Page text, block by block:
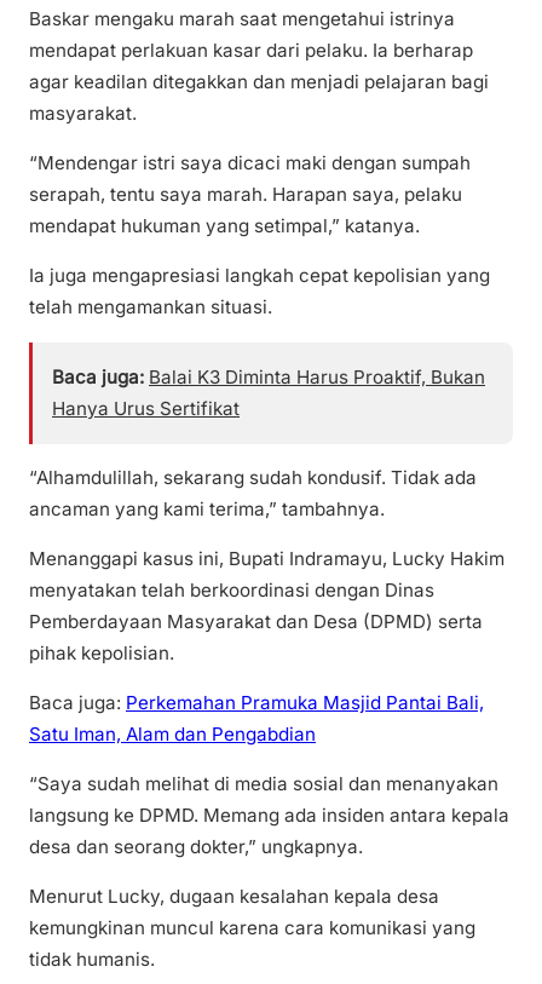
Baskar mengaku marah saat mengetahui istrinya
mendapat perlakuan kasar dari pelaku. Ia berharap
agar keadilan ditegakkan dan menjadi pelajaran bagi
masyarakat.
“Mendengar istri saya dicaci maki dengan sumpah
serapah, tentu saya marah. Harapan saya, pelaku
mendapat hukuman yang setimpal,” katanya.
Ia juga mengapresiasi langkah cepat kepolisian yang
telah mengamankan situasi.
Baca juga: Balai K3 Diminta Harus Proaktif, Bukan
Hanya Urus Sertifikat
“Alhamdulillah, sekarang sudah kondusif. Tidak ada
ancaman yang kami terima,” tambahnya.
Menanggapi kasus ini, Bupati Indramayu, Lucky Hakim
menyatakan telah berkoordinasi dengan Dinas
Pemberdayaan Masyarakat dan Desa (DPMD) serta
pihak kepolisian.
Baca juga: Perkemahan Pramuka Masjid Pantai Bali,
Satu Iman, Alam dan Pengabdian
“Saya sudah melihat di media sosial dan menanyakan
langsung ke DPMD. Memang ada insiden antara kepala
desa dan seorang dokter,” ungkapnya.
Menurut Lucky, dugaan kesalahan kepala desa
kemungkinan muncul karena cara komunikasi yang
tidak humanis.